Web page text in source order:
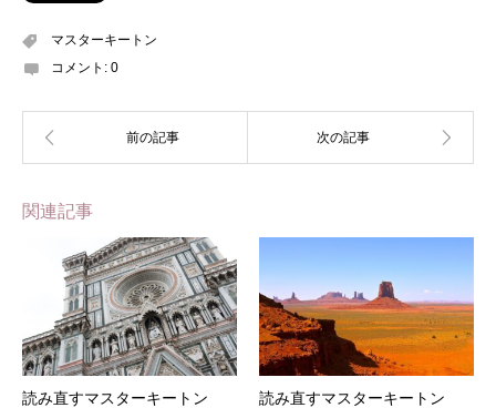
マスターキートン
コメント: 0
関連記事
読み直すマスターキートン
読み直すマスターキートン